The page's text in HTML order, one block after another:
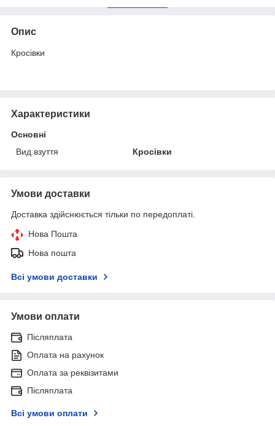
Опис
Кросівки
Характеристики
Основні
Вид взуття
Кросівки
Умови доставки
Доставка здійснюється тільки по передоплаті.
Нова Пошта
Нова пошта
Всі умови доставки
Умови оплати
Післяплата
Оплата на рахунок
Оплата за реквізитами
Післяплата
Всі умови оплати